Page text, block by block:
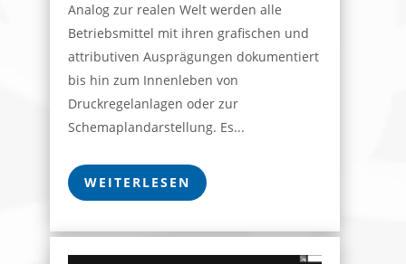
Analog zur realen Welt werden alle
Betriebsmittel mit ihren grafischen und
attributiven Ausprägungen dokumentiert
bis hin zum Innenleben von
Druckregelanlagen oder zur
Schemaplandarstellung. Es...
WEITERLESEN